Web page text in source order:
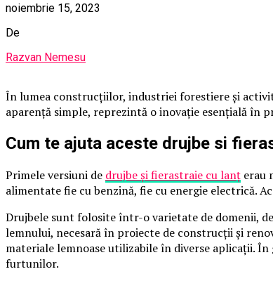
noiembrie 15, 2023
De
Razvan Nemesu
În lumea construcțiilor, industriei forestiere și
aparență simple, reprezintă o inovație esențială în
Cum te ajuta aceste drujbe si
Primele versiuni de drujbe și fierastraie cu lanț erau
alimentate fie cu benzină, fie cu energie electrică.
Drujbele sunt folosite într-o varietate de domenii,
lemnului, necesară în proiecte de construcții și
materiale lemnoase utilizabile în diverse aplicații.
furtunilor.